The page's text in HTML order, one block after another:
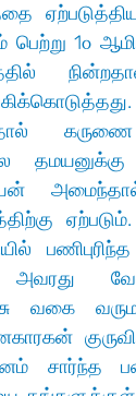
பெற்று 1௦
கருணை
தமயனுக்கு
அவரது
வகை
சார்ந்த